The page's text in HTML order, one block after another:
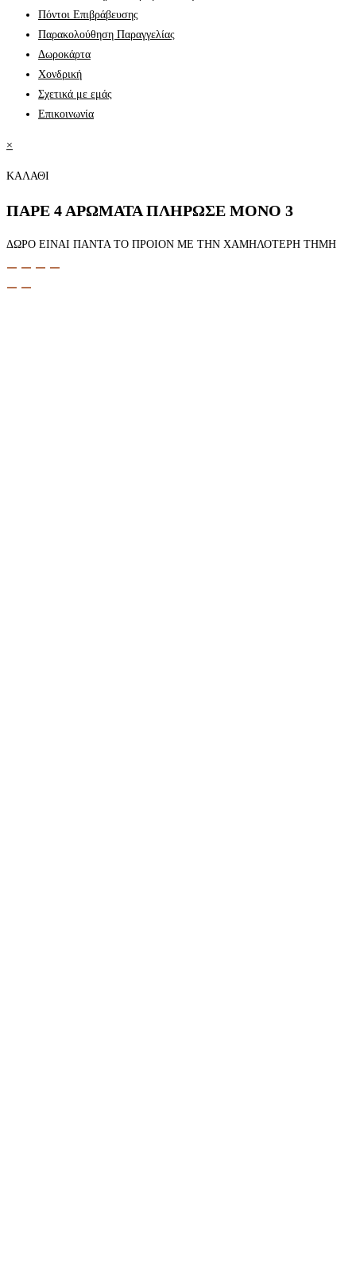
Πόντοι Επιβράβευσης
Παρακολούθηση Παραγγελίας
Δωροκάρτα
Χονδρική
Σχετικά με εμάς
Επικοινωνία
×
ΚΑΛΑΘΙ
ΠΑΡΕ 4 ΑΡΩΜΑΤΑ ΠΛΗΡΩΣΕ ΜΟΝΟ 3
ΔΩΡΟ ΕΙΝΑΙ ΠΑΝΤΑ ΤΟ ΠΡΟΙΟΝ ΜΕ ΤΗΝ ΧΑΜΗΛΟΤΕΡΗ ΤΗΜΗ